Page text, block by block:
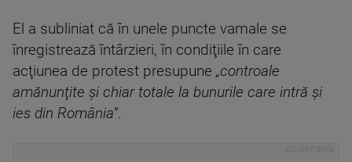
El a subliniat că în unele puncte vamale se
înregistrează întârzieri, în condiţiile în care
acţiunea de protest presupune „controale
amănunţite şi chiar totale la bunurile care intră şi
ies din România”.